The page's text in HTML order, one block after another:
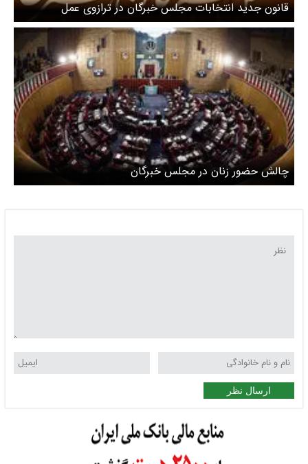
قانون جدید انتخابات مجلس خبرگان در ترازوی عمل
‌چالش حضور زنان در مجلس خبرگان
ارسال نظر